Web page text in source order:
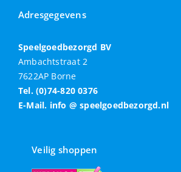
Adresgegevens
Speelgoedbezorgd BV
Ambachtstraat 2
7622AP Borne
Tel. (0)74-820 0376
E-Mail. info @ speelgoedbezorgd.nl
Veilig shoppen